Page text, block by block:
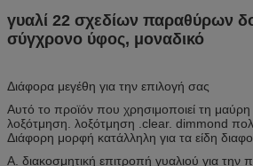
γυαλί 22 σχεδίων παραθύρων
σύγχρονο ύφος, μοναδικό
Διάφορα μεγέθη για την επιλογή σας
Αυτό το προϊόν που χρησιμοποιεί τη
λοξότμηση. λοξότμηση .clear. dimmond
Διάφορη μορφή κατάλληλη για τα είδη
Α. διακοσμητική επιτροπή γυαλιού για την